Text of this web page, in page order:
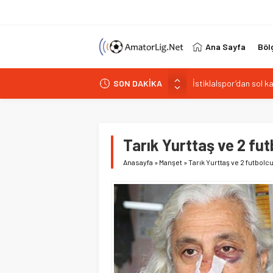
Ana Sayfa
SON DAKİKA
Paşabahçespor’da
İstanbul Gençlerbirliği
Kuzeyin Kaplanları
İstiklalspor’dan sol
Tarık Yurttaş ve 2
Anasayfa » Manşet »Tarık Yurttaş ve 2